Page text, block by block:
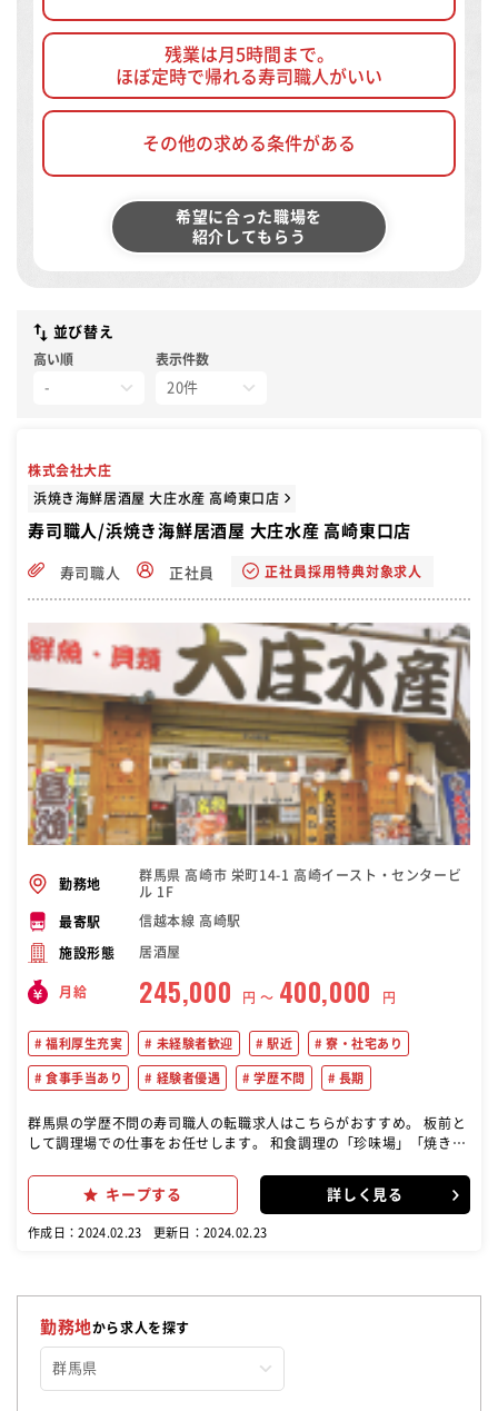
残業は月5時間まで。
ほぼ定時で帰れる寿司職人がいい
その他の求める条件がある
希望に合った職場を
紹介してもらう
並び替え
高い順 表示件数
株式会社大庄
浜焼き海鮮居酒屋 大庄水産 高崎東口店
寿司職人/浜焼き海鮮居酒屋 大庄水産 高崎東口店
寿司職人 正社員 正社員採用特典対象求人
勤務地
群馬県 高崎市 栄町14-1 高崎イースト・センタービ
ル 1F
最寄駅 信越本線 高崎駅
施設形態 居酒屋
月給 245,000 円 〜 400,000 円
福利厚生充実 未経験者歓迎 駅近 寮・社宅あり
食事手当あり 経験者優遇 学歴不問 長期
群馬県の学歴不問の寿司職人の転職求人はこちらがおすすめ。 板前と
して調理場での仕事をお任せします。 和食調理の「珍味場」「焼き
「寿司職人」のポジションがあります。最初は経験のある得意なとこ
ろからお任せします。経験を積みながら、ゆくゆくはすべての持ち場
を担当できるようステップアップできます。 寿司職人として活躍して
キープする 詳しく見る
作成日：2024.02.23 更新日：2024.02.23
勤務地から求人を探す